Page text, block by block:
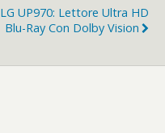
LG UP970: Lettore Ultra HD
Blu-Ray Con Dolby Vision